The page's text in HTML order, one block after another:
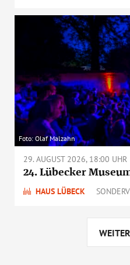
Foto: Olaf Malzahn
29. AUGUST 2026, 18:00 UHR
24. Lübecker
HAUS LÜBECK